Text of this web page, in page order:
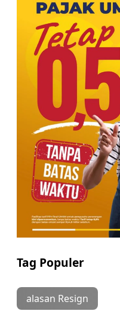
Tag Populer
alasan Resign